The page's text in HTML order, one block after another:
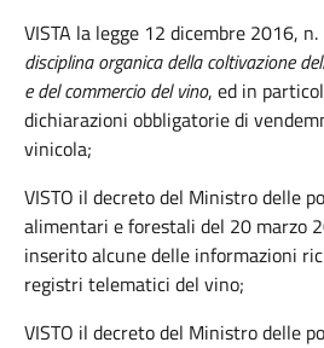
VISTA la legge 12 dicembre 2016,
disciplina organica della coltivazione
e del commercio del vino, ed in
dichiarazioni obbligatorie di
vinicola;
VISTO il decreto del Ministro delle
alimentari e forestali del 20 marzo
inserito alcune delle informazioni
registri telematici del vino;
VISTO il decreto del Ministro delle